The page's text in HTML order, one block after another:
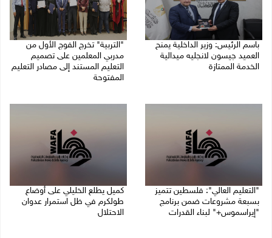
باسم الرئيس: وزير الداخلية يمنح
العميد جيسون لانجليه ميدالية
الخدمة الممتازة
"التربية" تخرج الفوج الأول من
مدربي المعلمين على تصميم
التعليم المستند إلى مصادر التعليم
المفتوحة
"التعليم العالي": فلسطين تتميز
بسبعة مشروعات ضمن برنامج
"إيراسموس+" لبناء القدرات
كميل يطلع الخليلي على أوضاع
طولكرم في ظل استمرار عدوان
الاحتلال